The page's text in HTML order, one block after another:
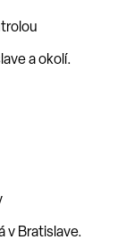
a okolí.
v Bratislave.